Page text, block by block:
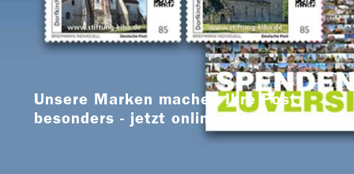
Unsere Marken machen Ihre Post
besonders - jetzt online bestellen